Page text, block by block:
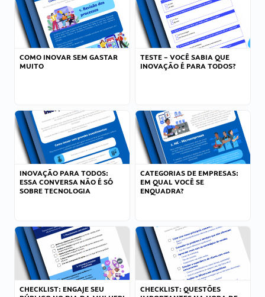
COMO INOVAR SEM GASTAR
MUITO
TESTE – VOCÊ SABIA QUE
INOVAÇÃO É PARA TODOS?
INOVAÇÃO PARA TODOS:
ESSA CONVERSA NÃO É SÓ
SOBRE TECNOLOGIA
CATEGORIAS DE EMPRESAS:
EM QUAL VOCÊ SE
ENQUADRA?
CHECKLIST: ENGAJE SEU
CHECKLIST: QUESTÕES